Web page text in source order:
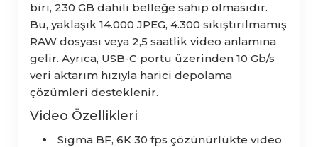
biri, 230 GB dahili belleğe sahip olmasıdır.
Bu, yaklaşık 14.000 JPEG, 4.300 sıkıştırılmamış
RAW dosyası veya 2,5 saatlik video anlamına
gelir. Ayrıca, USB-C portu üzerinden 10 Gb/s
veri aktarım hızıyla harici depolama
çözümleri desteklenir.
Video Özellikleri
Sigma BF, 6K 30 fps çözünürlükte video